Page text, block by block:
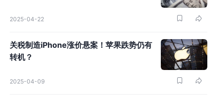
2025-04-22
关税制造iPhone涨价悬案！苹果跌势仍有
转机？
2025-04-09